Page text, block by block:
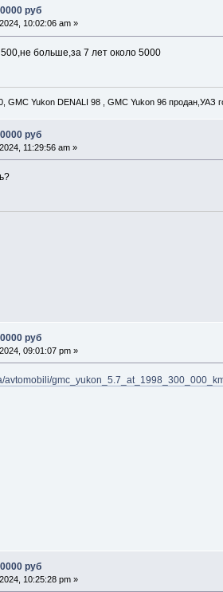
руб
10:02:06 am »
больше,за 7 лет около 5000
GMC Yukon DENALI 98 , GMC Yukon 96 продан,УАЗ
руб
11:29:56 am »
руб
09:01:07 pm »
avtomobili/
руб
10:25:28 pm »